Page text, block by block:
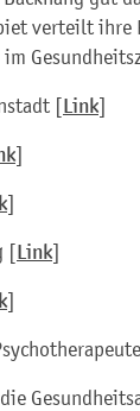
verteilt ihre
[Link]
]
]
[Link]
]